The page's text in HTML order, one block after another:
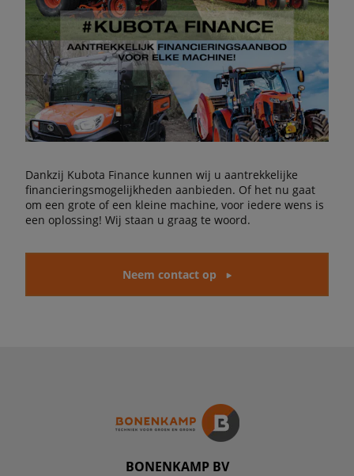
Dankzij Kubota Finance kunnen wij u aantrekkelijke
financieringsmogelijkheden aanbieden. Of het nu gaat
om een grote of een kleine machine, voor iedere wens is
een oplossing! Wij staan u graag te woord.
Neem contact op
BONENKAMP BV